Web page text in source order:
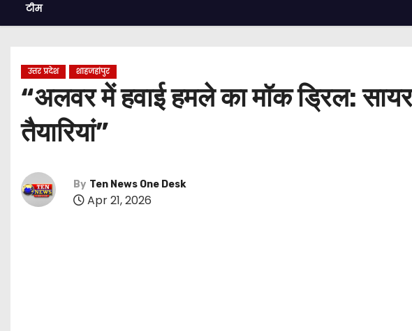
t
टीम
उत्तर प्रदेश शाहजहांपुर
“अलवर में हवाई हमले का मॉक ड्रिल:
तैयारियां”
By Ten News One Desk
Apr 21, 2026